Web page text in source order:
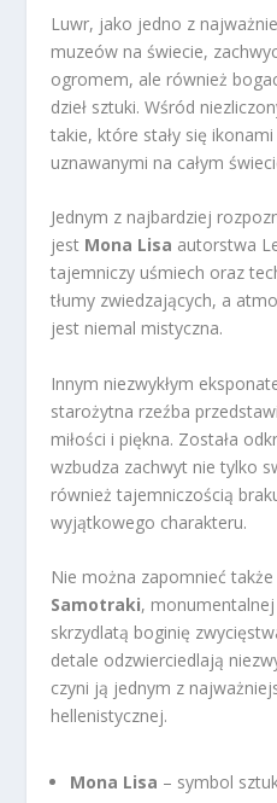
Luwr, jako jedno z
muzeów na świecie,
ogromem, ale również
dzieł sztuki. Wśród
takie, które stały się
uznawanymi na całym
Jednym z najbardziej
jest Mona Lisa autorstwa
tajemniczy uśmiech oraz
tłumy zwiedzających, a
jest niemal mistyczna.
Innym niezwykłym
starożytna rzeźba
miłości i piękna. Została
wzbudza zachwyt nie tylko
również tajemniczością
wyjątkowego charakteru.
Nie można zapomnieć także
Samotraki,
skrzydlatą boginię
detale odzwierciedlają
czyni ją jednym z
hellenistycznej.
Mona Lisa – symbol